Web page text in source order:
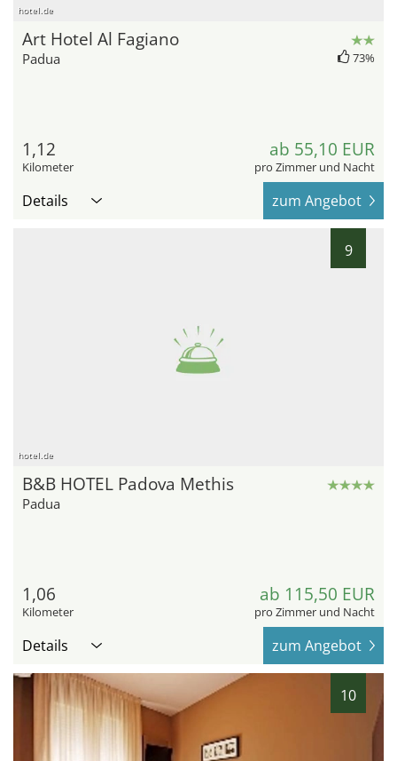
hotel.de
Art Hotel Al Fagiano
Padua 73%
1,12
Kilometer
ab 55,10 EUR
pro Zimmer und Nacht
Details zum Angebot
9
hotel.de
B&B HOTEL Padova Methis
Padua
1,06
Kilometer
ab 115,50 EUR
pro Zimmer und Nacht
Details zum Angebot
10